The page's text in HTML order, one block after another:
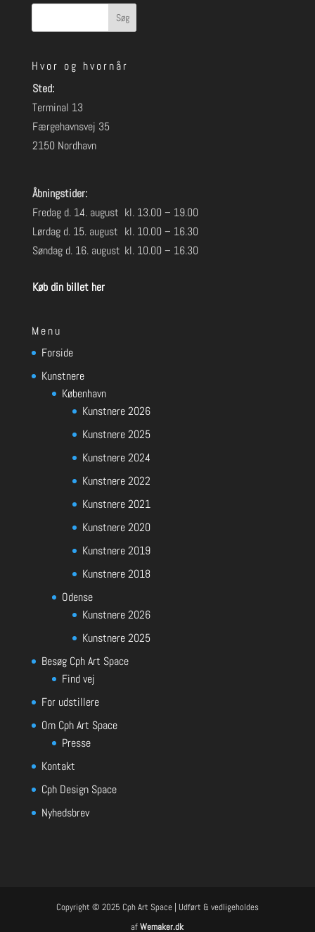
Søg
Hvor og hvornår
Sted:
Terminal 13
Færgehavnsvej 35
2150 Nordhavn
Åbningstider:
Fredag d. 14. august kl. 13.00 – 19.00
Lørdag d. 15. august kl. 10.00 – 16.30
Søndag d. 16. august kl. 10.00 – 16.30
Køb din billet her
Menu
Forside
Kunstnere
København
Kunstnere 2026
Kunstnere 2025
Kunstnere 2024
Kunstnere 2022
Kunstnere 2021
Kunstnere 2020
Kunstnere 2019
Kunstnere 2018
Odense
Kunstnere 2026
Kunstnere 2025
Besøg Cph Art Space
Find vej
For udstillere
Om Cph Art Space
Presse
Kontakt
Cph Design Space
Nyhedsbrev
Copyright © 2025 Cph Art Space | Udført & vedligeholdes
afWemaker.dk